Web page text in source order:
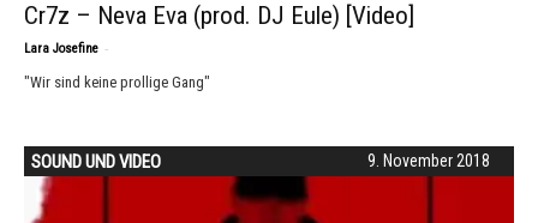
Cr7z – Neva Eva (prod. DJ Eule) [Video]
Lara Josefine -
"Wir sind keine prollige Gang"
9. November 2018
SOUND UND VIDEO